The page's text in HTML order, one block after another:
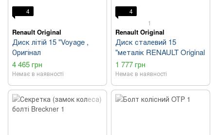
4
Renault Original
Диск літій 15 "Voyage ,
Оригінал
4 465 грн
Немає в наявності
4
1
Renault Original
Диск сталевий 15
"металік RENAULT Original
1 777 грн
Немає в наявності